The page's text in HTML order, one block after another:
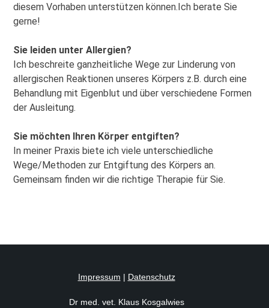
diesem Vorhaben unterstützen können.Ich berate Sie
gerne!
Sie leiden unter Allergien?
Ich beschreite ganzheitliche Wege zur Linderung von
allergischen Reaktionen unseres Körpers z.B. durch eine
Behandlung mit Eigenblut und über verschiedene Formen
der Ausleitung.
Sie möchten Ihren Körper entgiften?
In meiner Praxis biete ich viele unterschiedliche
Wege/Methoden zur Entgiftung des Körpers an.
Gemeinsam finden wir die richtige Therapie für Sie.
Impressum | Datenschutz
Dr med. vet. Klaus Kosgalwies